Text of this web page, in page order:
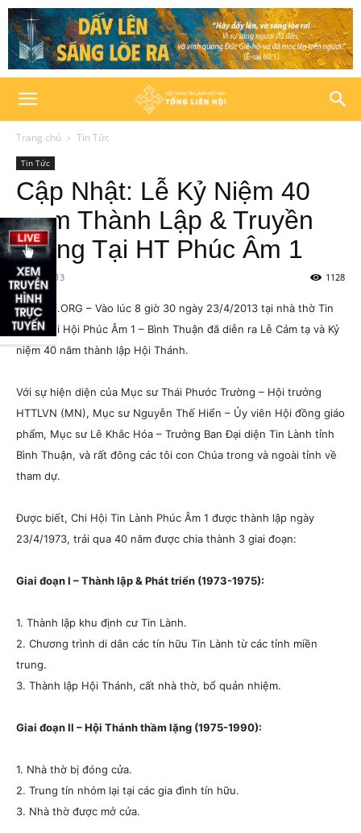
Trang chủ Tin Tức
Tin Tức
Cập Nhật: Lễ Kỷ Niệm 40
Năm Thành Lập & Truyền
Giảng Tại HT Phúc Âm 1
24/04/2013 1128
HTTLVN.ORG – Vào lúc 8 giờ 30 ngày 23/4/2013 tại nhà thờ Tin
Lành Chi Hội Phúc Âm 1 – Bình Thuận đã diễn ra Lễ Cảm tạ và Kỷ
niệm 40 năm thành lập Hội Thánh.
Với sự hiện diện của Mục sư Thái Phước Trường – Hội trưởng
HTTLVN (MN), Mục sư Nguyễn Thế Hiển – Ủy viên Hội đồng giáo
phẩm, Mục sư Lê Khắc Hóa – Trưởng Ban Đại diện Tin Lành tỉnh
Bình Thuận, và rất đông các tôi con Chúa trong và ngoài tỉnh về
tham dự.
Được biết, Chi Hội Tin Lành Phúc Âm 1 được thành lập ngày
23/4/1973, trải qua 40 năm được chia thành 3 giai đoạn:
Giai đoạn I – Thành lập & Phát triển (1973-1975):
1. Thành lập khu định cư Tin Lành.
2. Chương trình di dân các tín hữu Tin Lành từ các tỉnh miền
trung.
3. Thành lập Hội Thánh, cất nhà thờ, bổ quản nhiệm.
Giai đoạn II – Hội Thánh thầm lặng (1975-1990):
1. Nhà thờ bị đóng cửa.
2. Trung tín nhóm lại tại các gia đình tín hữu.
3. Nhà thờ được mở cửa.